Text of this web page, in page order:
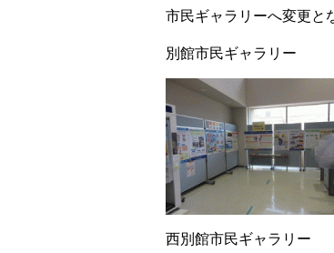
市民ギャラリーへ変更と
別館市民ギャラリー
西別館市民ギャラリー